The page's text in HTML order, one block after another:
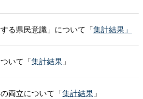
る県民意識」について「集計結果」
いて「集計結果」
両立について「集計結果」